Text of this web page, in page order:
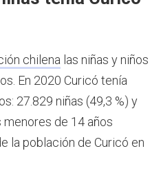
chilena las niñas y niños
En 2020 Curicó tenía
27.829 niñas (49,3 %) y
menores de 14 años
la población de Curicó en